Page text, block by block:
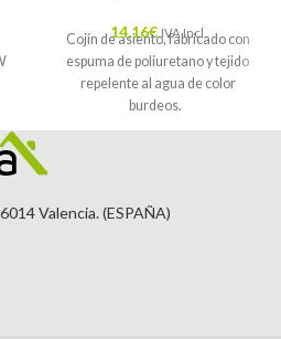
14,16€ IVA Incl.
Cojín de asiento, fabricado con
espuma de poliuretano y tejido
repelente al agua de color
burdeos.
Valencia. (ESPAÑA)